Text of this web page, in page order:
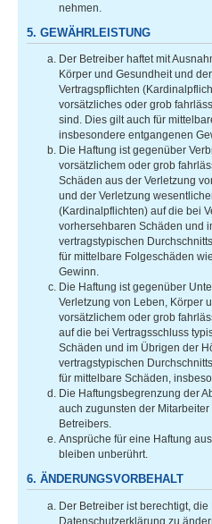
nehmen.
5. GEWÄHRLEISTUNG
Der Betreiber haftet mit
Körper und Gesundheit und
Vertragspflichten
vorsätzliches oder grob
sind. Dies gilt auch für
insbesondere entgangenen
Die Haftung ist gegenüber
vorsätzlichem oder grob
Schäden aus der Verletzung
und der Verletzung
(Kardinalpflichten) auf die bei
vorhersehbaren Schäden und
vertragstypischen
für mittelbare Folgeschäden
Gewinn.
Die Haftung ist gegenüber
Verletzung von Leben, Körper
vorsätzlichem oder grob
auf die bei Vertragsschluss
Schäden und im Übrigen der
vertragstypischen
für mittelbare Schäden,
Die Haftungsbegrenzung der
auch zugunsten der
Betreibers.
Ansprüche für eine Haftung
bleiben unberührt.
6. ÄNDERUNGSVORBEHALT
Der Betreiber ist berechtigt,
Datenschutzerklärung zu